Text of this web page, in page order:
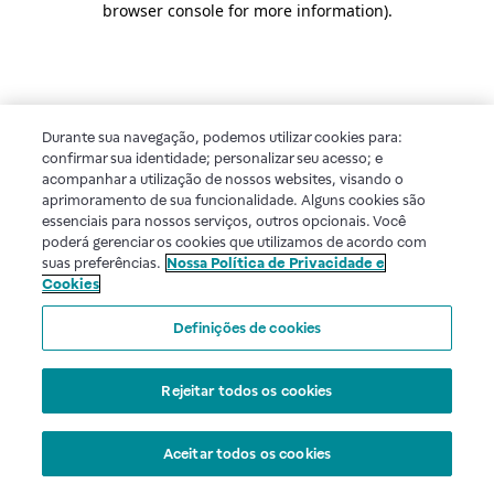
browser console for more information).
Durante sua navegação, podemos utilizar cookies para:
confirmar sua identidade; personalizar seu acesso; e
acompanhar a utilização de nossos websites, visando o
aprimoramento de sua funcionalidade. Alguns cookies são
essenciais para nossos serviços, outros opcionais. Você
poderá gerenciar os cookies que utilizamos de acordo com
suas preferências. Nossa Política de Privacidade e
Cookies
Definições de cookies
Rejeitar todos os cookies
Aceitar todos os cookies